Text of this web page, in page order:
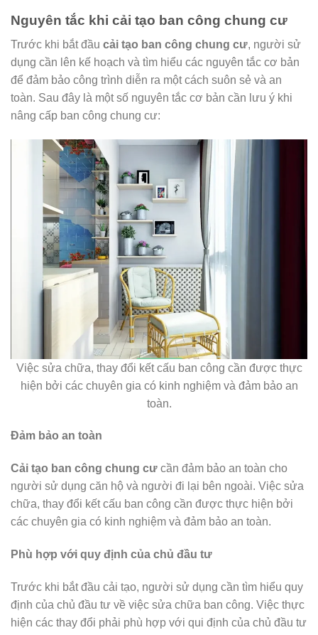
Nguyên tắc khi cải tạo ban công chung cư
Trước khi bắt đầu cải tạo ban công chung cư, người sử
dụng cần lên kế hoạch và tìm hiểu các nguyên tắc cơ bản
để đảm bảo công trình diễn ra một cách suôn sẻ và an
toàn. Sau đây là một số nguyên tắc cơ bản cần lưu ý khi
nâng cấp ban công chung cư:
Việc sửa chữa, thay đổi kết cấu ban công cần được thực
hiện bởi các chuyên gia có kinh nghiệm và đảm bảo an
toàn.
Đảm bảo an toàn
Cải tạo ban công chung cư cần đảm bảo an toàn cho
người sử dụng căn hộ và người đi lại bên ngoài. Việc sửa
chữa, thay đổi kết cấu ban công cần được thực hiện bởi
các chuyên gia có kinh nghiệm và đảm bảo an toàn.
Phù hợp với quy định của chủ đầu tư
Trước khi bắt đầu cải tạo, người sử dụng cần tìm hiểu quy
định của chủ đầu tư về việc sửa chữa ban công. Việc thực
hiện các thay đổi phải phù hợp với qui định của chủ đầu tư